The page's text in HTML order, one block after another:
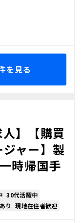
を見る
人】【購買
ャー】製
時帰国手
30代活躍中
り 現地在住者歓迎